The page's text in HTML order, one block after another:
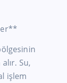
Su,
işlem